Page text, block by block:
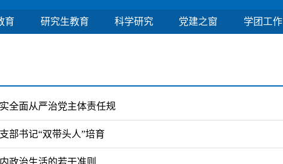
育 研究生教育 科学研究 党建之窗 学团工作
全面从严治党主体责任规
部书记“双带头人”培育
政治生活的若干准则